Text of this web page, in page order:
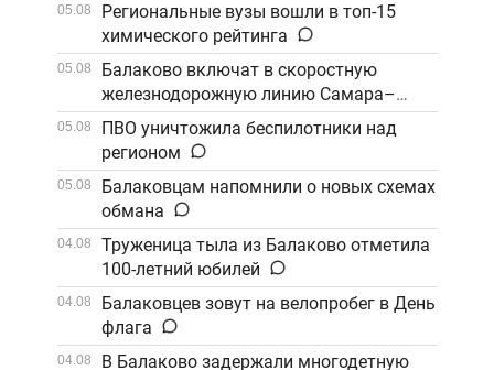
05.08
Региональные вузы вошли в топ-15
химического рейтинга
05.08
Балаково включат в скоростную
железнодорожную линию Самара–
Саратов
05.08
ПВО уничтожила беспилотники над
регионом
05.08
Балаковцам напомнили о новых схемах
обмана
04.08
Труженица тыла из Балаково отметила
100-летний юбилей
04.08
Балаковцев зовут на велопробег в День
флага
04.08
В Балаково задержали многодетную